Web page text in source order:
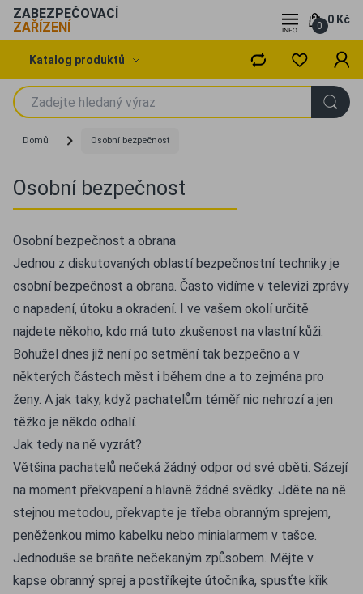
0 Kč
0
ZABEZPEČOVACÍ
ZAŘÍZENÍ
Katalog produktů
Domů Osobní bezpečnost
Osobní bezpečnost
Osobní bezpečnost a obrana
Jednou z diskutovaných oblastí bezpečnostní techniky je
osobní bezpečnost a obrana. Často vidíme v televizi zprávy
o napadení, útoku a okradení. I ve vašem okolí určitě
najdete někoho, kdo má tuto zkušenost na vlastní kůži.
Bohužel dnes již není po setmění tak bezpečno a v
některých částech měst i během dne a to zejména pro
ženy. A jak taky, když pachatelům téměř nic nehrozí a jen
těžko je někdo odhalí.
Jak tedy na ně vyzrát?
Většina pachatelů nečeká žádný odpor od své oběti. Sázejí
na moment překvapení a hlavně žádné svědky. Jděte na ně
stejnou metodou, překvapte je třeba obranným sprejem,
peněženkou mimo kabelku nebo minialarmem v tašce.
Jednoduše se braňte nečekaným způsobem. Mějte v
kapse obranný sprej a postříkejte útočníka, spusťte křik